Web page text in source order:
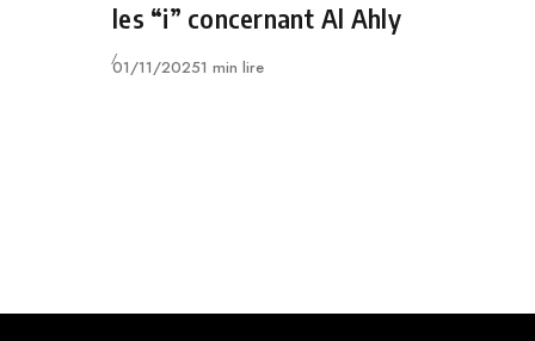
les “i” concernant Al Ahly
Publié
01/11/20251 min lire